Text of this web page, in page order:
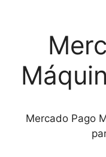
Mercado Pago